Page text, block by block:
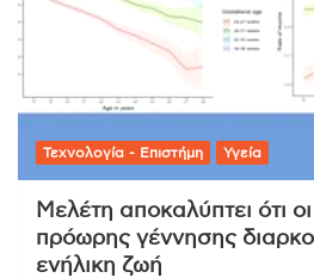
Τεχνολογία - Επιστήμη Υγεία
Μελέτη αποκαλύπτει ότι
πρόωρης γέννησης
ενήλικη ζωή